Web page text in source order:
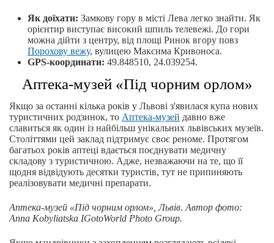
Як доїхати: Замкову гору в місті Лева легко знайти. Як
орієнтир виступає високий шпиль телевежі. До гори
можна дійти з центру, від площі Ринок вгору повз
Порохову вежу, вулицею Максима Кривоноса.
GPS-координати: 49.848510, 24.039254.
Аптека-музей «Під чорним орлом»
Якщо за останні кілька років у Львові з'явилася купа нових
туристичних родзинок, то Аптека-музей давно вже
славиться як один із найбільш унікальних львівських музеїв.
Століттями цей заклад підтримує своє реноме. Протягом
багатьох років аптеці вдається поєднувати медичну
складову з туристичною. Адже, незважаючи на те, що її
щодня відвідують десятки туристів, тут не припиняють
реалізовувати медичні препарати.
Аптека-музей «Під чорним орлом», Львів. Автор фото:
Anna Kobyliatska IGotoWorld Photo Group.